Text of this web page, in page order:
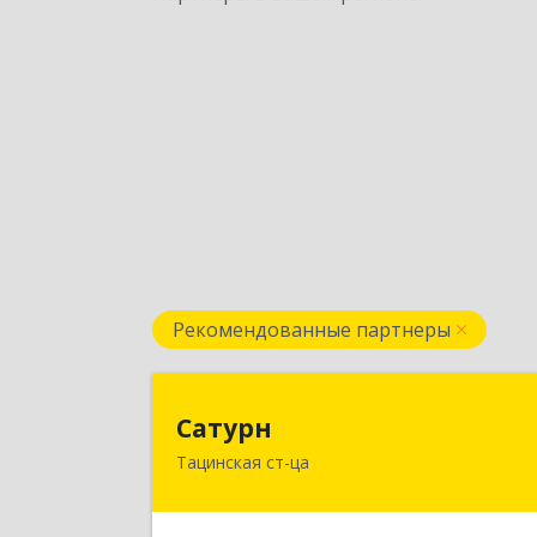
Рекомендованные партнеры
Сатурн
Тацинская ст-ца347060, Ростовская область,